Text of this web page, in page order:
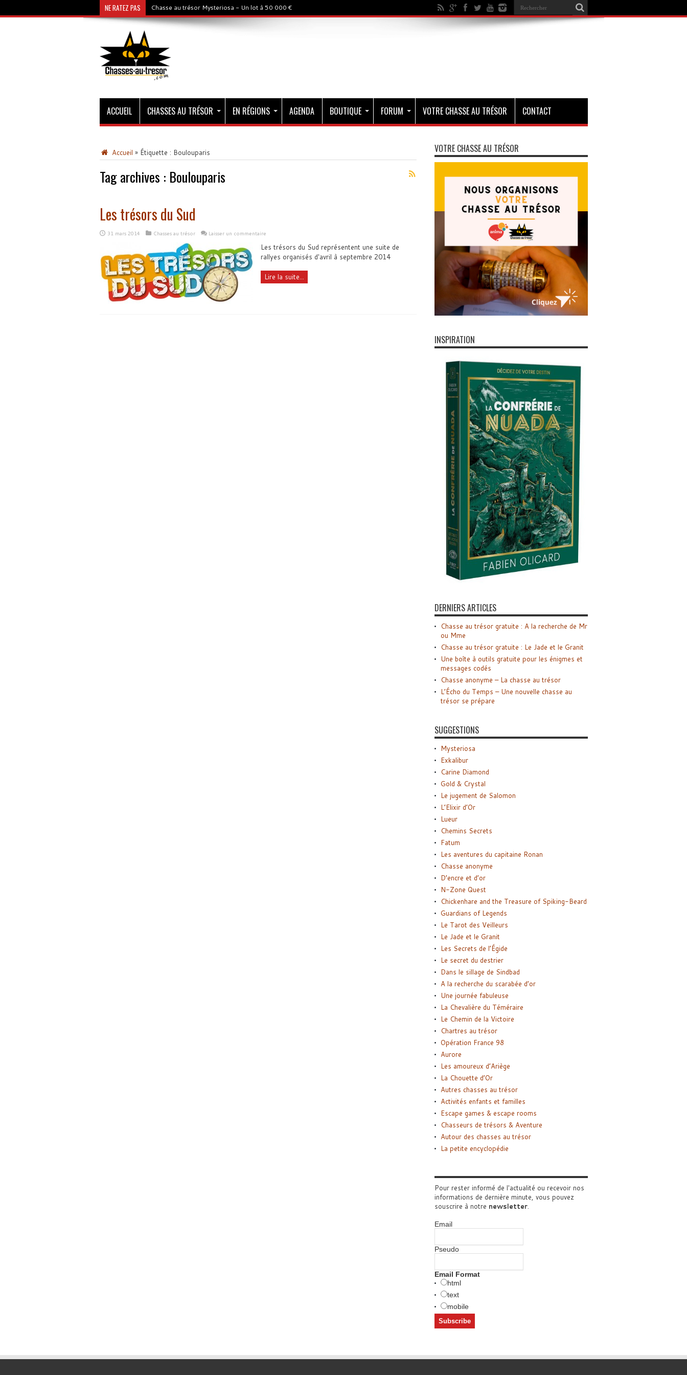
NE RATEZ PAS Chasse au trésor Mysteriosa - Un lot à 50 000 €
ACCUEIL CHASSES AU TRÉSOR EN RÉGIONS AGENDA BOUTIQUE FORUM VOTRE CHASSE AU TRÉSOR CONTACT
Accueil » Étiquette : Boulouparis
Tag archives : Boulouparis
Les trésors du Sud
31 mars 2014 Chasses au trésor Laisser un commentaire
Les trésors du Sud représentent une suite de
rallyes organisés d'avril à septembre 2014
Lire la suite...
VOTRE CHASSE AU TRÉSOR
INSPIRATION
DERNIERS ARTICLES
Chasse au trésor gratuite : A la recherche de Mr
ou Mme
Chasse au trésor gratuite : Le Jade et le Granit
Une boîte à outils gratuite pour les énigmes et
messages codés
Chasse anonyme – La chasse au trésor
L’Écho du Temps – Une nouvelle chasse au
trésor se prépare
SUGGESTIONS
Mysteriosa
Exkalibur
Carine Diamond
Gold & Crystal
Le jugement de Salomon
L’Elixir d’Or
Lueur
Chemins Secrets
Fatum
Les aventures du capitaine Ronan
Chasse anonyme
D’encre et d’or
N-Zone Quest
Chickenhare and the Treasure of Spiking-Beard
Guardians of Legends
Le Tarot des Veilleurs
Le Jade et le Granit
Les Secrets de l’Égide
Le secret du destrier
Dans le sillage de Sindbad
A la recherche du scarabée d’or
Une journée fabuleuse
La Chevalière du Téméraire
Le Chemin de la Victoire
Chartres au trésor
Opération France 98
Aurore
Les amoureux d’Ariège
La Chouette d’Or
Autres chasses au trésor
Activités enfants et familles
Escape games & escape rooms
Chasseurs de trésors & Aventure
Autour des chasses au trésor
La petite encyclopédie
Pour rester informé de l'actualité ou recevoir nos
informations de dernière minute, vous pouvez
souscrire à notre newsletter.
Email
Pseudo
Email Format
html
text
mobile